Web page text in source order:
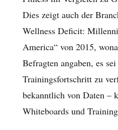
Dies zeigt auch der
Wellness Deficit:
America“ von 2015,
Befragten angaben, es
Trainingsfortschritt zu
bekanntlich von Daten –
Whiteboards und